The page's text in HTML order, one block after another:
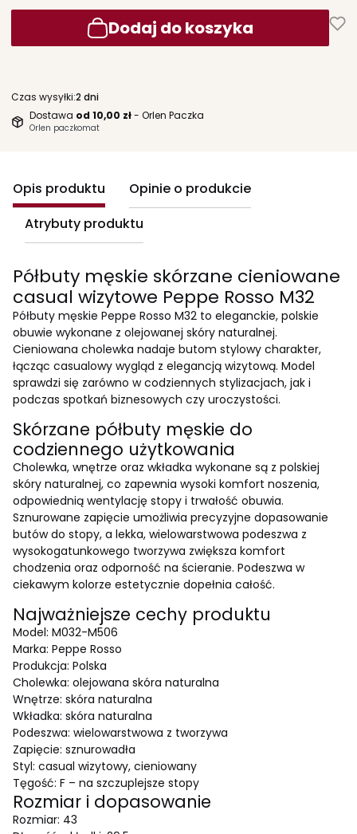
Dodaj do koszyka
Czas wysyłki:2 dni
Dostawa od 10,00 zł- Orlen Paczka
Orlen paczkomat
Opis produktu
Opinie o produkcie
Atrybuty produktu
Półbuty męskie skórzane cieniowane
casual wizytowe Peppe Rosso M32
Półbuty męskie Peppe Rosso M32 to eleganckie, polskie
obuwie wykonane z olejowanej skóry naturalnej.
Cieniowana cholewka nadaje butom stylowy charakter,
łącząc casualowy wygląd z elegancją wizytową. Model
sprawdzi się zarówno w codziennych stylizacjach, jak i
podczas spotkań biznesowych czy uroczystości.
Skórzane półbuty męskie do
codziennego użytkowania
Cholewka, wnętrze oraz wkładka wykonane są z polskiej
skóry naturalnej, co zapewnia wysoki komfort noszenia,
odpowiednią wentylację stopy i trwałość obuwia.
Sznurowane zapięcie umożliwia precyzyjne dopasowanie
butów do stopy, a lekka, wielowarstwowa podeszwa z
wysokogatunkowego tworzywa zwiększa komfort
chodzenia oraz odporność na ścieranie. Podeszwa w
ciekawym kolorze estetycznie dopełnia całość.
Najważniejsze cechy produktu
Model: M032-M506
Marka: Peppe Rosso
Produkcja: Polska
Cholewka: olejowana skóra naturalna
Wnętrze: skóra naturalna
Wkładka: skóra naturalna
Podeszwa: wielowarstwowa z tworzywa
Zapięcie: sznurowadła
Styl: casual wizytowy, cieniowany
Tęgość: F – na szczuplejsze stopy
Rozmiar i dopasowanie
Rozmiar: 43